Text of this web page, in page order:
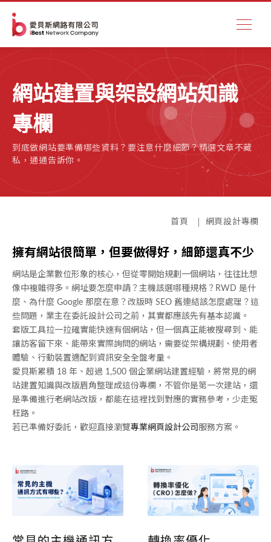
網站建置與架設網站知識
專欄
到底做網站要準備哪些資料？要注意什麼細節？精選文章不藏
私，通通告訴你。
首頁 網頁設計專欄
擁有網站很簡單，但要做得好，細節還真不少
網站是企業數位形象的核心，但從零開始規劃一個網站，往往比想
像中複雜得多。網址要怎麼申請？主機該選哪種規格？RWD 是什
麼、為什麼 Google 那麼在意？改版時 SEO 舊連結該怎麼處理？這
些問題，業主在委託設計公司之前，其實都應該先有基本認識。
套版工具拉一拉確實能快速有個網站，但一個真正能被搜尋到、能
讓訪客留下來、能帶來實際詢問的網站，需要從架構規劃、使用者
體驗、行動裝置適配到資訊安全全盤考量。
愛貝斯累積 18 年、超過 1,500 個企業網站建置經驗，將常見的網
站建置知識與改版眉角整理成這份專欄，不管你是第一次建站，還
是準備進行老網站改版，都能在這裡找到對應的實務參考，少走冤
枉路。
若已準備好委託，歡迎直接瀏覽專業網頁設計公司 服務方案。